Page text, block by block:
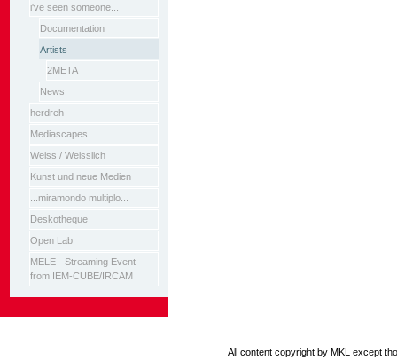
i've seen someone...
Documentation
Artists
2META
News
herdreh
Mediascapes
Weiss / Weisslich
Kunst und neue Medien
...miramondo multiplo...
Deskotheque
Open Lab
MELE - Streaming Event
from IEM-CUBE/IRCAM
All content copyright by MKL except